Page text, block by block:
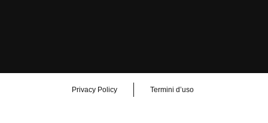
Privacy Policy Termini d’uso